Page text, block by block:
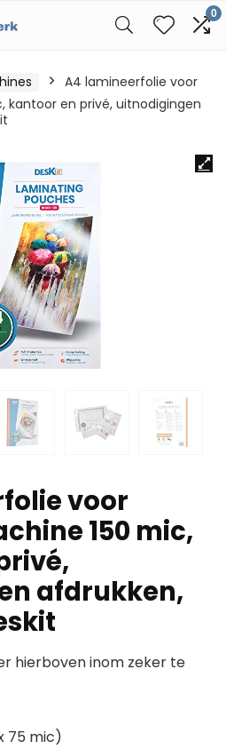
0
A4 lamineerfolie voor
kantoor en privé, uitnodigingen
voor
150 mic,
afdrukken,
hierboven inom zeker te
75 mic)